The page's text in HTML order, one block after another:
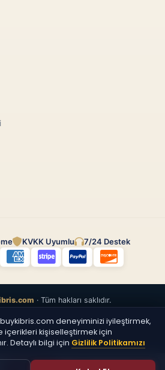
KVKK Uyumlu 7/24 Destek
· Tüm hakları saklıdır.
buykibris.com deneyiminizi iyileştirmek,
içerikleri kişiselleştirmek için
Detaylı bilgi için Gizlilik Politikamızı